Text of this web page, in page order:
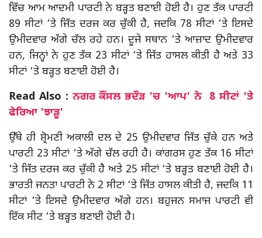
ਵਿੱਚ ਆਮ ਆਦਮੀ ਪਾਰਟੀ ਨੇ ਬੜ੍ਹਤ ਬਣਾਈ ਹੋਈ ਹੈ। ਹੁਣ ਤੱਕ ਪਾਰਟੀ
89 ਸੀਟਾਂ ‘ਤੇ ਜਿੱਤ ਦਰਜ ਕਰ ਚੁੱਕੀ ਹੈ, ਜਦਕਿ 78 ਸੀਟਾਂ ‘ਤੇ ਇਸਦੇ
ਉਮੀਦਵਾਰ ਅੱਗੇ ਚੱਲ ਰਹੇ ਹਨ। ਦੂਜੇ ਸਥਾਨ ‘ਤੇ ਆਜ਼ਾਦ ਉਮੀਦਵਾਰ
ਹਨ, ਜਿਨ੍ਹਾਂ ਨੇ ਹੁਣ ਤੱਕ 23 ਸੀਟਾਂ ‘ਤੇ ਜਿੱਤ ਹਾਸਲ ਕੀਤੀ ਹੈ ਅਤੇ 33
ਸੀਟਾਂ ‘ਤੇ ਬੜ੍ਹਤ ਬਣਾਈ ਹੋਈ ਹੈ।
Read Also : ਨਗਰ ਕੌਂਸਲ ਭਦੌੜ 'ਚ 'ਆਪ' ਨੇ 8 ਸੀਟਾਂ 'ਤੇ
ਫੇਰਿਆ 'ਝਾੜੂ'
ਉੱਥੇ ਹੀ ਸ਼੍ਰੋਮਣੀ ਅਕਾਲੀ ਦਲ ਦੇ 25 ਉਮੀਦਵਾਰ ਜਿੱਤ ਚੁੱਕੇ ਹਨ ਅਤੇ
ਪਾਰਟੀ 23 ਸੀਟਾਂ ‘ਤੇ ਅੱਗੇ ਚੱਲ ਰਹੀ ਹੈ। ਕਾਂਗਰਸ ਹੁਣ ਤੱਕ 16 ਸੀਟਾਂ
‘ਤੇ ਜਿੱਤ ਦਰਜ ਕਰ ਚੁੱਕੀ ਹੈ ਅਤੇ 25 ਸੀਟਾਂ ‘ਤੇ ਬੜ੍ਹਤ ਬਣਾਈ ਹੋਈ ਹੈ।
ਭਾਰਤੀ ਜਨਤਾ ਪਾਰਟੀ ਨੇ 2 ਸੀਟਾਂ ‘ਤੇ ਜਿੱਤ ਹਾਸਲ ਕੀਤੀ ਹੈ, ਜਦਕਿ 11
ਸੀਟਾਂ ‘ਤੇ ਇਸਦੇ ਉਮੀਦਵਾਰ ਅੱਗੇ ਹਨ। ਬਹੁਜਨ ਸਮਾਜ ਪਾਰਟੀ ਵੀ
ਇੱਕ ਸੀਟ ‘ਤੇ ਬੜ੍ਹਤ ਬਣਾਈ ਹੋਈ ਹੈ।